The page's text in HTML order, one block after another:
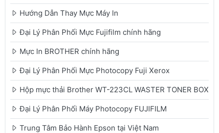
Hướng Dẫn Thay Mực Máy In
Đại Lý Phân Phối Mực Fujifilm chính hãng
Mực In BROTHER chính hãng
Đại Lý Phân Phối Mực Photocopy Fuji Xerox
Hộp mực thải Brother WT-223CL WASTER TONER BOX
Đại Lý Phân Phối Máy Photocopy FUJIFILM
Trung Tâm Bảo Hành Epson tại Việt Nam